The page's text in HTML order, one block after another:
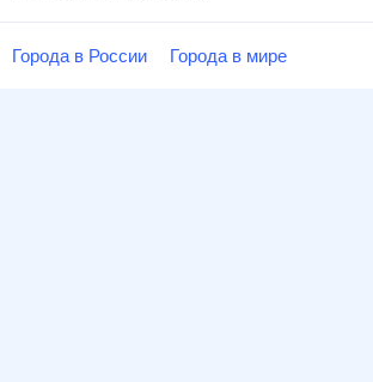
Города в России Города в мире